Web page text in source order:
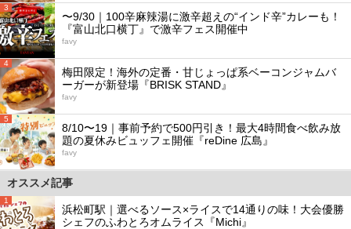
3
〜9/30｜100辛麻辣湯に激辛超えの“インド辛”カレーも！
『富山北口横丁』で激辛フェス開催中
favy
4
梅田限定！海外の定番・甘じょっぱ系ベーコンジャムバ
ーガーが新登場『BRISK STAND』
favy
5
8/10〜19｜事前予約で500円引き！最大4時間食べ飲み放
題の夏休みビュッフェ開催『reDine 広島』
favy
オススメ記事
1
浜松町駅｜選べるソース×ライスで14通りの味！大会優勝
シェフのふわとろオムライス『Michi』